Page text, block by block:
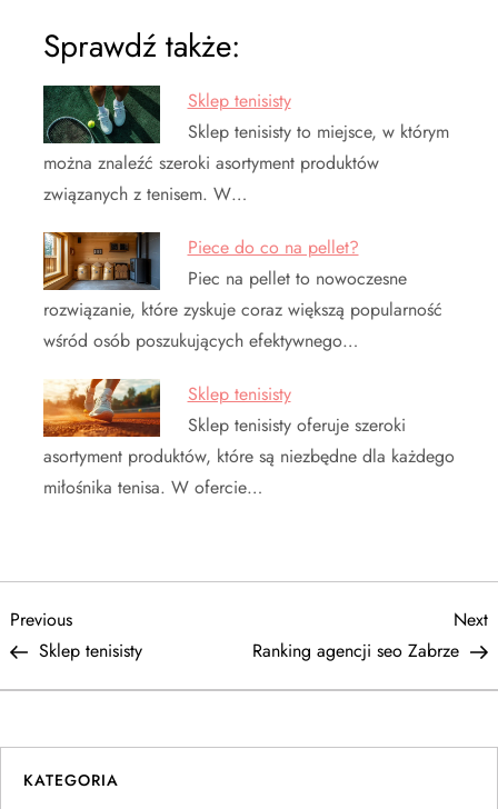
Sprawdź także:
Sklep tenisisty
Sklep tenisisty to miejsce, w którym
można znaleźć szeroki asortyment produktów
związanych z tenisem. W…
Piece do co na pellet?
Piec na pellet to nowoczesne
rozwiązanie, które zyskuje coraz większą popularność
wśród osób poszukujących efektywnego…
Sklep tenisisty
Sklep tenisisty oferuje szeroki
asortyment produktów, które są niezbędne dla każdego
miłośnika tenisa. W ofercie…
N
a
w
Previous
Post
Previous
Sklep tenisisty
Next
Ranking agencji seo Zabrze
KATEGORIA